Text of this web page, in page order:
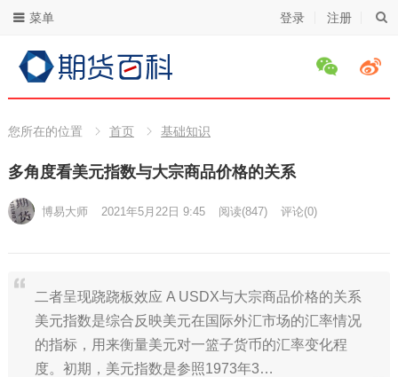
登录 注册
菜单
您所在的位置 首页 基础知识
多角度看美元指数与大宗商品价格的关系
博易大师 2021年5月22日 9:45 阅读(847) 评论(0)
二者呈现跷跷板效应 A USDX与大宗商品价格的关系
美元指数是综合反映美元在国际外汇市场的汇率情况
的指标，用来衡量美元对一篮子货币的汇率变化程
度。初期，美元指数是参照1973年3…